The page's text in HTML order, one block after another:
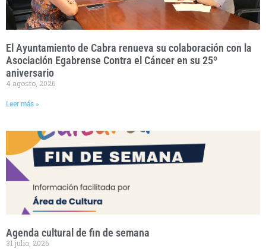
El Ayuntamiento de Cabra renueva su colaboración con la
Asociación Egabrense Contra el Cáncer en su 25º
aniversario
4 agosto, 2026
Leer más »
Agenda cultural de fin de semana
31 julio, 2026